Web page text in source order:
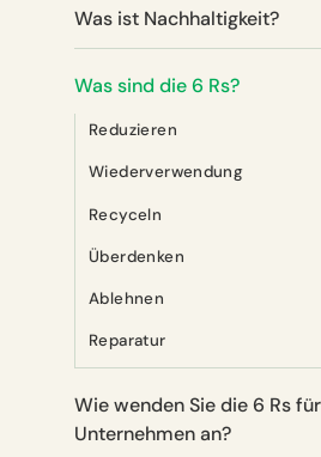
Was ist Nachhaltigkeit?
Was sind die 6 Rs?
Reduzieren
Wiederverwendung
Recyceln
Überdenken
Ablehnen
Reparatur
Wie wenden Sie die 6 Rs
Unternehmen an?